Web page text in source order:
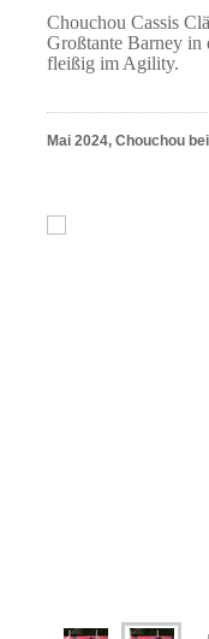
Chouchou Cassis
Großtante Barney in
fleißig im Agility.
Mai 2024, Chouchou